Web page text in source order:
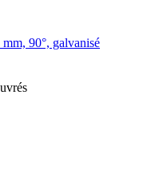
90°, galvanisé